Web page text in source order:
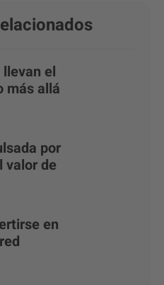
el
más allá
por
valor de
en